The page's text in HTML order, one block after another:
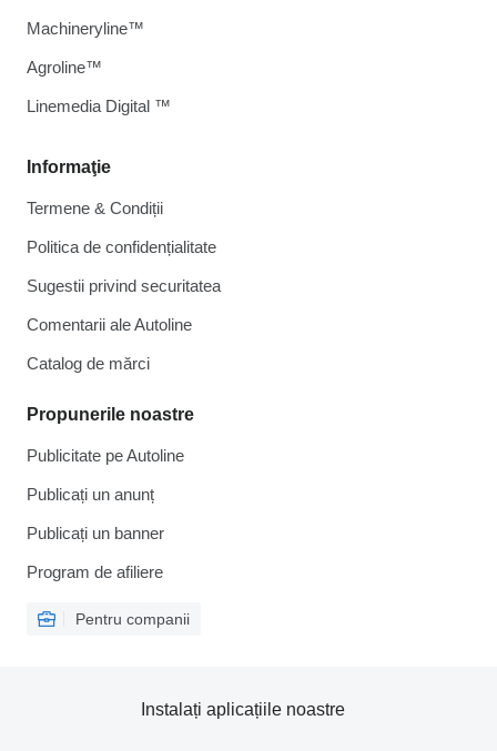
Informaţie
Termene & Condiții
Politica de confidențialitate
Sugestii privind securitatea
Comentarii ale Autoline
Catalog de mărcі
Propunerile noastre
Publicitate pe Autoline
Publicați un anunț
Publicați un banner
Program de afiliere
Pentru companii
Machineryline™
Agroline™
Linemedia Digital ™
Instalați aplicațiile noastre